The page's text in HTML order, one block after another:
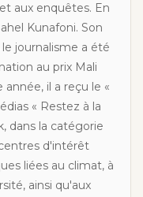
aux enquêtes. En
Kunafoni. Son
journalisme a été
au prix Mali
il a reçu le «
« Restez à la
dans la catégorie
d'intérêt
liées au climat, à
ainsi qu'aux